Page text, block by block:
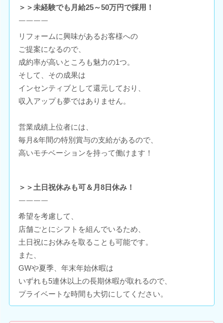
＞＞未経験でも月給25～50万円で採用！
￣￣￣￣
リフォームに興味があるお客様への
ご提案になるので、
成約率が高いところも魅力の1つ。
そして、その成果は
インセンティブとして還元しており、
収入アップも夢ではありません。
営業成績上位者には、
毎月&年間の特別賞与の支給があるので、
高いモチベーションを持って働けます！
＞＞土日祝休みも可＆月8日休み！
￣￣￣￣
希望を考慮して、
店舗ごとにシフトを組んでいるため、
土日祝にお休みを取ることも可能です。
また、
GWや夏季、年末年始休暇は
いずれも5連休以上の長期休暇が取れるので、
プライベートな時間も大切にしてください。